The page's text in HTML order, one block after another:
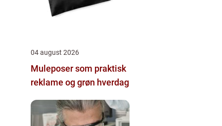
04 august 2026
Muleposer som praktisk
reklame og grøn hverdag